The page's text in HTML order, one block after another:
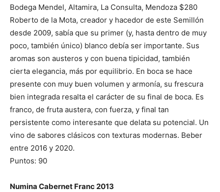
Bodega Mendel, Altamira, La Consulta, Mendoza $280
Roberto de la Mota, creador y hacedor de este Semillón
desde 2009, sabía que su primer (y, hasta dentro de muy
poco, también único) blanco debía ser importante. Sus
aromas son austeros y con buena tipicidad, también
cierta elegancia, más por equilibrio. En boca se hace
presente con muy buen volumen y armonía, su frescura
bien integrada resalta el carácter de su final de boca. Es
franco, de fruta austera, con fuerza, y final tan
persistente como interesante que delata su potencial. Un
vino de sabores clásicos con texturas modernas. Beber
entre 2016 y 2020.
Puntos: 90
Numina Cabernet Franc 2013